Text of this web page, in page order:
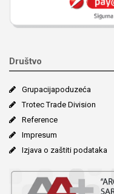
Društvo
Grupacija­poduzeća
Trotec Trade Division
Reference
Impresum
Izjava o zaštiti podataka